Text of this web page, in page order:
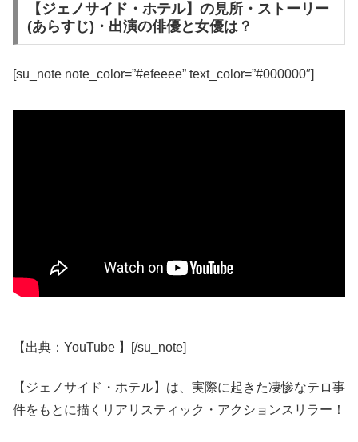
【ジェノサイド・ホテル】の見所・ストーリー
(あらすじ)・出演の俳優と女優は？
[su_note note_color=”#efeeee” text_color=”#000000″]
【出典：YouTube 】[/su_note]
【ジェノサイド・ホテル】は、実際に起きた凄惨なテロ事
件をもとに描くリアリスティック・アクションスリラー！